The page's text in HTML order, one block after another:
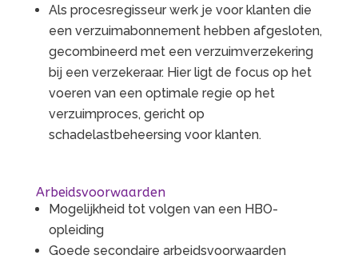
Als procesregisseur werk je voor klanten die
een verzuimabonnement hebben afgesloten,
gecombineerd met een verzuimverzekering
bij een verzekeraar. Hier ligt de focus op het
voeren van een optimale regie op het
verzuimproces, gericht op
schadelastbeheersing voor klanten.
Arbeidsvoorwaarden
Mogelijkheid tot volgen van een HBO-
opleiding
Goede secondaire arbeidsvoorwaarden